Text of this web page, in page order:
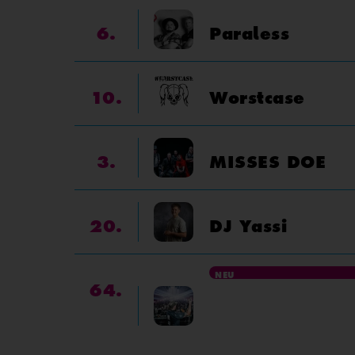
6. Paraless
10. Worstcase
3. MISSES DOE
20. DJ Yassi
64.
NEU